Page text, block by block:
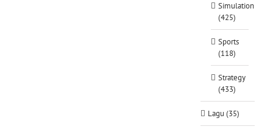
Simulation
(425)
Sports
(118)
Strategy
(433)
Lagu (35)